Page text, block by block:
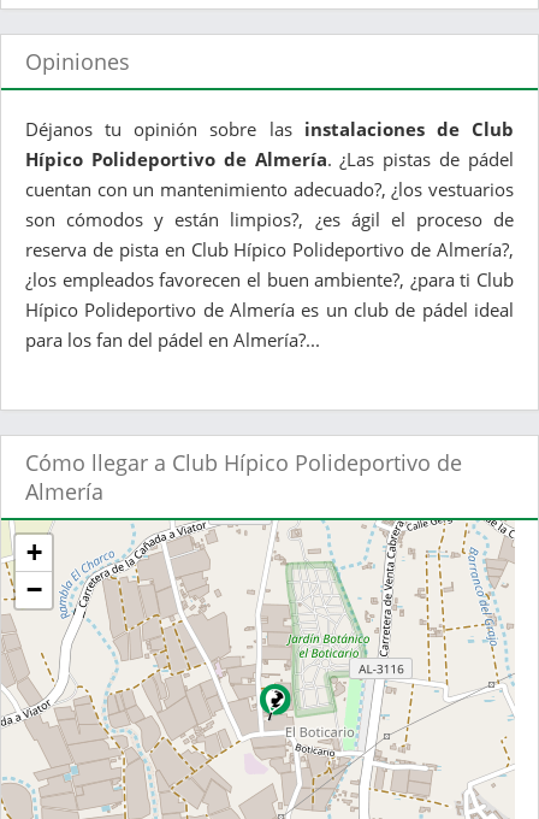
Opiniones
Déjanos tu opinión sobre las instalaciones de Club
Hípico Polideportivo de Almería. ¿Las pistas de pádel
cuentan con un mantenimiento adecuado?, ¿los vestuarios
son cómodos y están limpios?, ¿es ágil el proceso de
reserva de pista en Club Hípico Polideportivo de Almería?,
¿los empleados favorecen el buen ambiente?, ¿para ti Club
Hípico Polideportivo de Almería es un club de pádel ideal
para los fan del pádel en Almería?...
Cómo llegar a Club Hípico Polideportivo de
Almería
+
−